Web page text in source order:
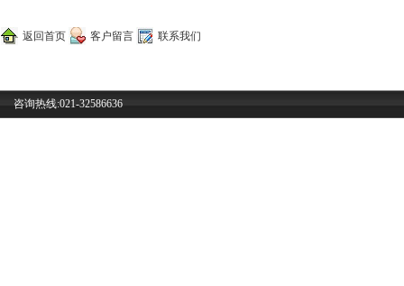
返回首页 客户留言 联系我们
咨询热线:021-32586636